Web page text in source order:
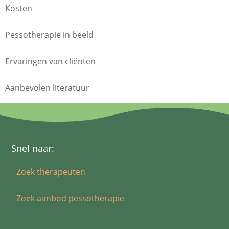
Kosten
Pessotherapie in beeld
Ervaringen van cliënten
Aanbevolen literatuur
Snel naar:
Zoek therapeuten
Zoek aanbod pessotherapie